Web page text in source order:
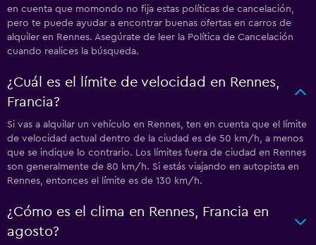
en cuenta que momondo no fija estas políticas de cancelación,
pero te puede ayudar a encontrar buenas ofertas en carros de
alquiler en Rennes. Asegúrate de leer la Política de Cancelación
cuando realices la búsqueda.
¿Cuál es el límite de velocidad en Rennes,
Francia?
Si vas a alquilar un vehículo en Rennes, ten en cuenta que el límite
de velocidad actual dentro de la ciudad es de 50 km/h, a menos
que se indique lo contrario. Los límites fuera de ciudad en Rennes
son generalmente de 80 km/h. Si estás viajando en autopista en
Rennes, entonces el límite es de 130 km/h.
¿Cómo es el clima en Rennes, Francia en
agosto?